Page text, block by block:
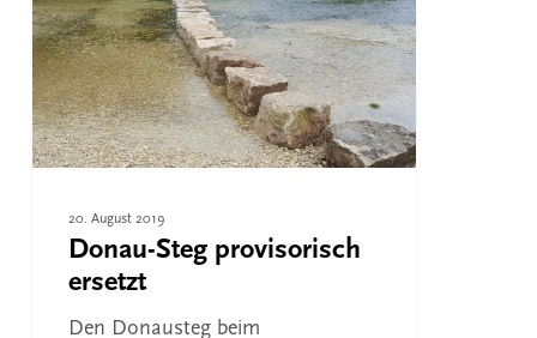
ersetzt
20. August 2019
Donau-Steg provisorisch
ersetzt
Den Donausteg beim